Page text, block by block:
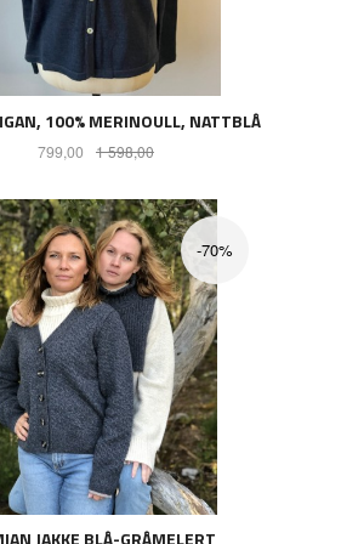
100% MERINOULL, NATTBLÅ
Tilbud
799,00 1 598,00Rabatt
LES MER
-70%